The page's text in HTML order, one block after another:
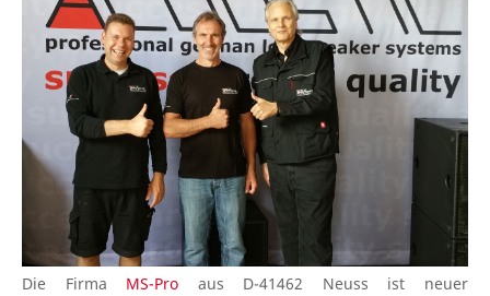
Die Firma MS-Pro aus D-41462 Neuss ist neuer